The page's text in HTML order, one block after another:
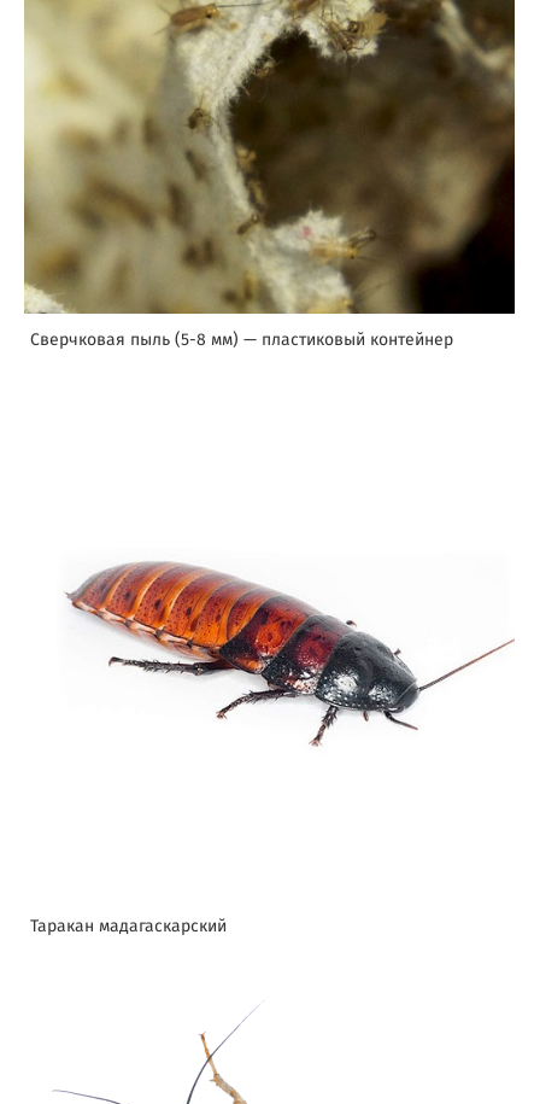
Сверчковая пыль (5-8 мм) — пластиковый контейнер
Таракан мадагаскарский